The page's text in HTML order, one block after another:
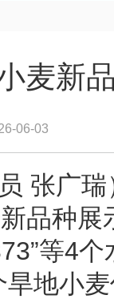
麦新
06-03
张广
品种展
等4
旱地小